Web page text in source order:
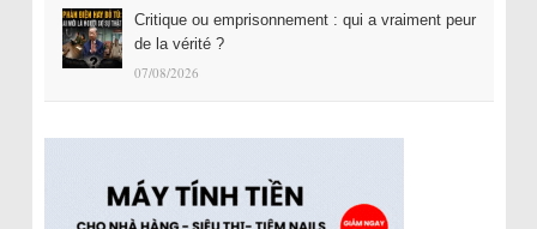
Critique ou emprisonnement : qui a vraiment peur
de la vérité ?
07/08/2026